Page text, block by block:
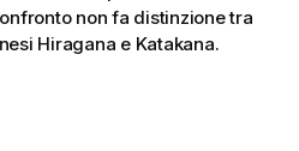
non fa distinzione tra
Hiragana e Katakana.